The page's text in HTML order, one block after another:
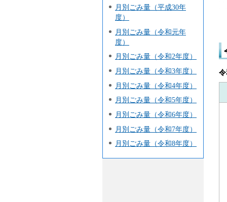
月別ごみ量（平成30年
度）
月別ごみ量（令和元年
度）
月別ごみ量（令和2年度）
月別ごみ量（令和3年度）
月別ごみ量（令和4年度）
月別ごみ量（令和5年度）
月別ごみ量（令和6年度）
月別ごみ量（令和7年度）
月別ごみ量（令和8年度）